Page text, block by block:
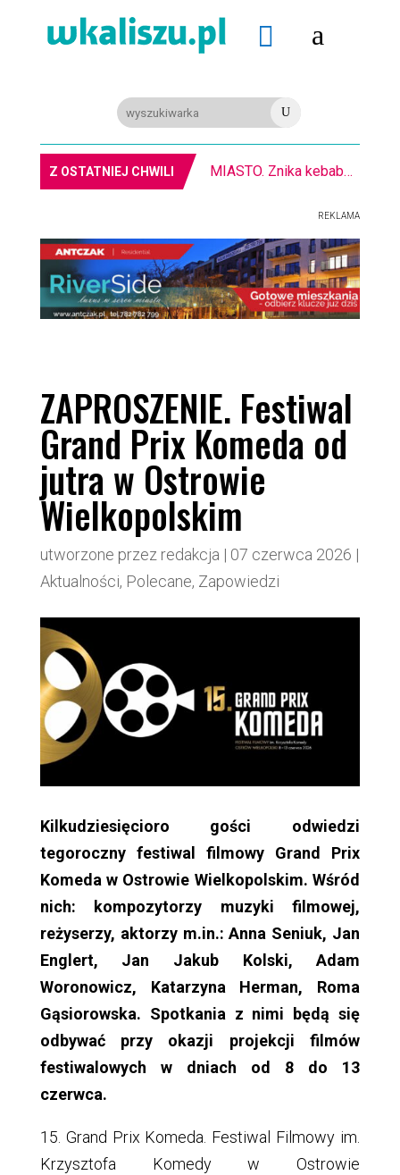
 a
U
Z OSTATNIEJ CHWILI MIASTO. Znika kebabowy ,,pałacyk”
REKLAMA
ZAPROSZENIE. Festiwal
Grand Prix Komeda od
jutra w Ostrowie
Wielkopolskim
utworzone przez redakcja | 07 czerwca 2026 |
Aktualności, Polecane, Zapowiedzi
Kilkudziesięcioro gości odwiedzi
tegoroczny festiwal filmowy Grand Prix
Komeda w Ostrowie Wielkopolskim. Wśród
nich: kompozytorzy muzyki filmowej,
reżyserzy, aktorzy m.in.: Anna Seniuk, Jan
Englert, Jan Jakub Kolski, Adam
Woronowicz, Katarzyna Herman, Roma
Gąsiorowska. Spotkania z nimi będą się
odbywać przy okazji projekcji filmów
festiwalowych w dniach od 8 do 13
czerwca.
15. Grand Prix Komeda. Festiwal Filmowy im.
Krzysztofa Komedy w Ostrowie